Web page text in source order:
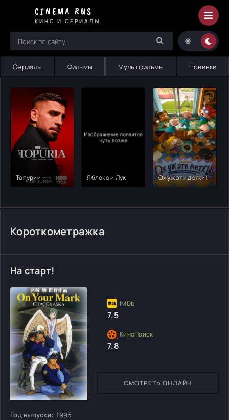
Короткометражка
смотрите
онлайн
на
Cinema
Rus
CINEMA RUS
КИНО И СЕРИАЛЫ
Сериалы Фильмы Мультфильмы Новинки
Топурии Яблоко и Лук Ох уж эти детки!
Короткометражка
На старт!
Год выпуска: 1995
СМОТРЕТЬ ОНЛАЙН
7.5
7.8